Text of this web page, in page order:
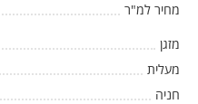
מחיר למ"ר
מזגן
מעלית
חניה